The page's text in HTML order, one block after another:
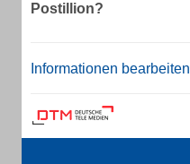
Postillion?
Informationen bearbeiten